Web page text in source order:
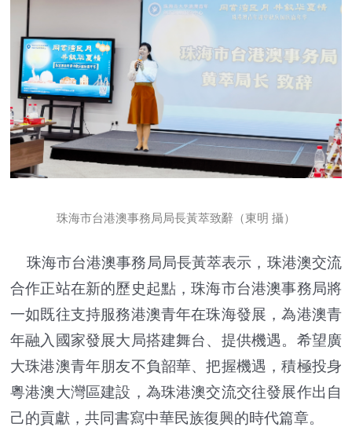
珠海市台港澳事務局局長黃萃致辭（東明 攝）
珠海市台港澳事務局局長黃萃表示，珠港澳交流
合作正站在新的歷史起點，珠海市台港澳事務局將
一如既往支持服務港澳青年在珠海發展，為港澳青
年融入國家發展大局搭建舞台、提供機遇。希望廣
大珠港澳青年朋友不負韶華、把握機遇，積極投身
粵港澳大灣區建設，為珠港澳交流交往發展作出自
己的貢獻，共同書寫中華民族復興的時代篇章。